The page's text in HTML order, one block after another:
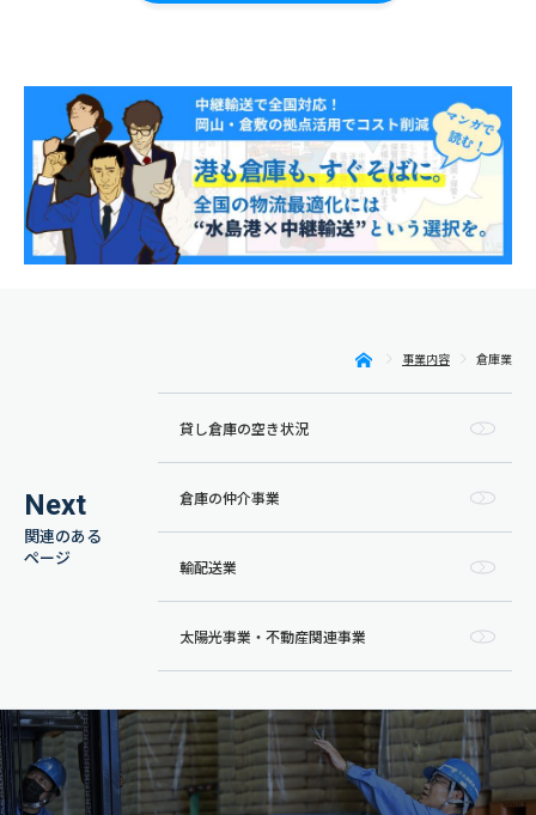
｜岡
市の
事業内容 倉庫業
Next
関連のある
ページ
貸し倉庫の空き状況
倉庫の仲介事業
輸配送業
太陽光事業・不動産関連事業